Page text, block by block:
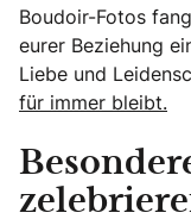
Boudoir-Fotos
eurer Beziehung
Liebe und
für immer bleibt.